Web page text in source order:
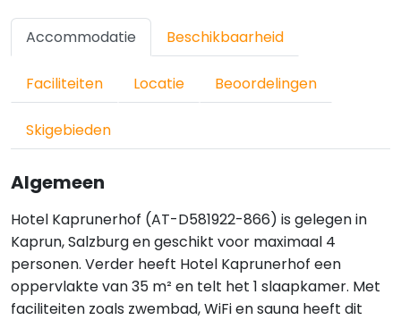
Accommodatie Beschikbaarheid
Faciliteiten Locatie Beoordelingen
Skigebieden
Algemeen
Hotel Kaprunerhof (AT-D581922-866) is gelegen in
Kaprun, Salzburg en geschikt voor maximaal 4
personen. Verder heeft Hotel Kaprunerhof een
oppervlakte van 35 m² en telt het 1 slaapkamer. Met
faciliteiten zoals zwembad, WiFi en sauna heeft dit